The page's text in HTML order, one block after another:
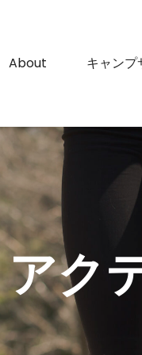
About キャンプ
アク